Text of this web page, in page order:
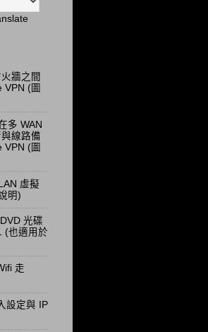
牆之間
VPN (圖
多 WAN
線路備
VPN (圖
虛擬
明)
光碟
(也適用於
走
設定與 IP